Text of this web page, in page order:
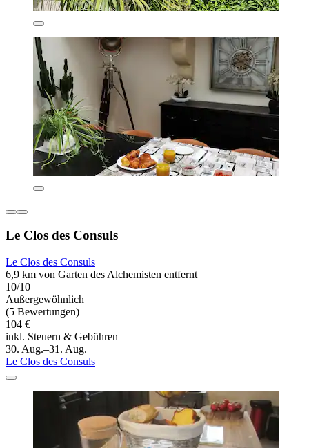
Le Clos des Consuls
Le Clos des Consuls
6,9 km von Garten des Alchemisten entfernt
10/10
Außergewöhnlich
(5 Bewertungen)
104 €
inkl. Steuern & Gebühren
30. Aug.–31. Aug.
Le Clos des Consuls